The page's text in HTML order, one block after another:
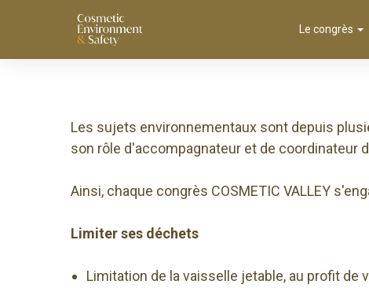
Le congrès
Les sujets environnementaux sont depuis
son rôle d'accompagnateur et de coordinateur
Ainsi, chaque congrès COSMETIC VALLEY
Limiter ses déchets
Limitation de la vaisselle jetable, au profit de